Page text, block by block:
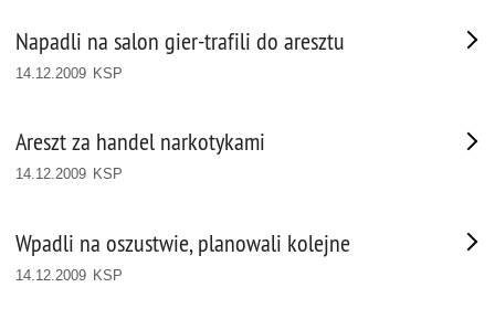
Napadli na salon gier-trafili do aresztu
14.12.2009 KSP
Areszt za handel narkotykami
14.12.2009 KSP
Wpadli na oszustwie, planowali kolejne
14.12.2009 KSP